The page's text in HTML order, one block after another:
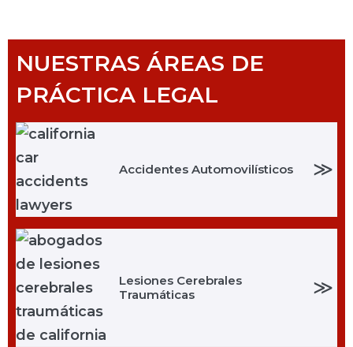
NUESTRAS ÁREAS DE
PRÁCTICA LEGAL
Accidentes Automovilísticos ≫
Lesiones Cerebrales
Traumáticas
≫